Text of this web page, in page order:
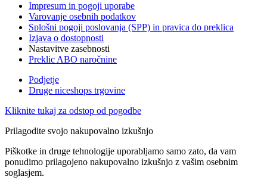
Impresum in pogoji uporabe
Varovanje osebnih podatkov
Splošni pogoji poslovanja (SPP) in pravica do preklica
Izjava o dostopnosti
Nastavitve zasebnosti
Preklic ABO naročnine
Podjetje
Druge niceshops trgovine
Kliknite tukaj za odstop od pogodbe
Prilagodite svojo nakupovalno izkušnjo
Piškotke in druge tehnologije uporabljamo samo zato, da vam
ponudimo prilagojeno nakupovalno izkušnjo z vašim osebnim
soglasjem.